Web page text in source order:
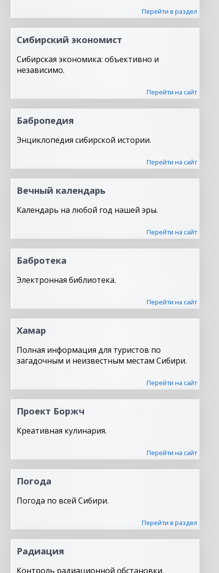
Перейти в раздел
Сибирский экономист
Сибирская экономика: объективно и
независимо.
Перейти на сайт
Бабропедия
Энциклопедия сибирской истории.
Перейти на сайт
Вечный календарь
Календарь на любой год нашей эры.
Перейти на сайт
Бабротека
Электронная библиотека.
Перейти на сайт
Хамар
Полная информация для туристов по
загадочным и неизвестным местам Сибири.
Перейти на сайт
Проект Боржч
Креативная кулинария.
Перейти на сайт
Погода
Погода по всей Сибири.
Перейти в раздел
Радиация
Контроль радиационной обстановки.